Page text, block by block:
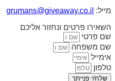
מייל: grumans@giveaway.co.il
השאירו פרטים ונחזור אליכם
שם פרטי
שם משפחה
אימייל
טלפון
שלח/י פנייתך